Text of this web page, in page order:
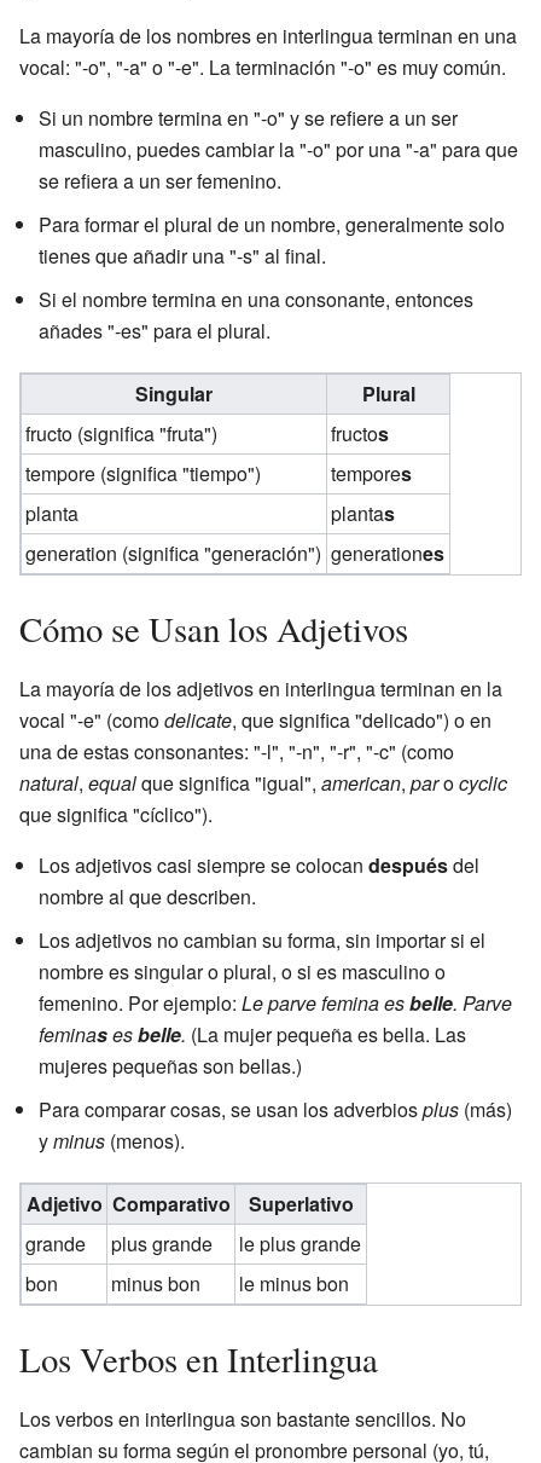
La mayoría de los nombres en interlingua terminan en una
vocal: "-o", "-a" o "-e". La terminación "-o" es muy común.
Si un nombre termina en "-o" y se refiere a un ser
masculino, puedes cambiar la "-o" por una "-a" para que
se refiera a un ser femenino.
Para formar el plural de un nombre, generalmente solo
tienes que añadir una "-s" al final.
Si el nombre termina en una consonante, entonces
añades "-es" para el plural.
Singular
Plural
fructo (significa "fruta")
fructos
tempore (significa "tiempo")
tempores
planta
plantas
generation (significa "generación") generationes
Cómo se Usan los Adjetivos
La mayoría de los adjetivos en interlingua terminan en la
vocal "-e" (comodelicate, que significa "delicado") o en
una de estas consonantes: "-l", "-n", "-r", "-c" (como
natural, equalque significa "igual", american, parocyclic
que significa "cíclico").
Los adjetivos casi siempre se colocan despuésdel
nombre al que describen.
Los adjetivos no cambian su forma, sin importar si el
nombre es singular o plural, o si es masculino o
femenino. Por ejemplo: Le parve femina esbelle. Parve
feminasesbelle. (La mujer pequeña es bella. Las
mujeres pequeñas son bellas.)
Para comparar cosas, se usan los adverbiosplus (más)
yminus (menos).
Adjetivo Comparativo
Superlativo
grande
plus grande
le plus grande
bon
minus bon le minus bon
Los Verbos en Interlingua
Los verbos en interlingua son bastante sencillos. No
cambian su forma según el pronombre personal (yo, tú,